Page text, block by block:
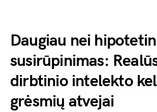
Daugiau nei
susirūpinimas:
dirbtinio intelekto
grėsmių atvejai